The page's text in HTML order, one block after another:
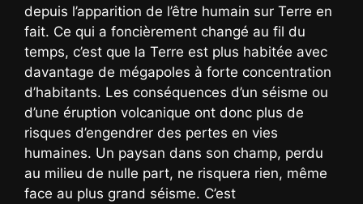
depuis l’apparition de l’être humain sur Terre en
fait. Ce qui a foncièrement changé au fil du
temps, c’est que la Terre est plus habitée avec
davantage de mégapoles à forte concentration
d’habitants. Les conséquences d’un séisme ou
d’une éruption volcanique ont donc plus de
risques d’engendrer des pertes en vies
humaines. Un paysan dans son champ, perdu
au milieu de nulle part, ne risquera rien, même
face au plus grand séisme. C’est